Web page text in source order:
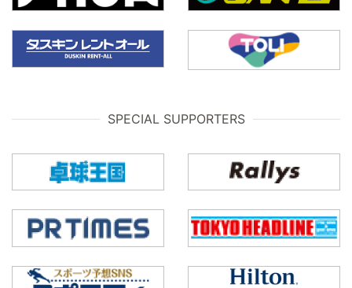
SPECIAL SUPPORTERS